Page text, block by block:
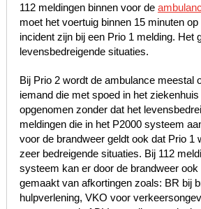
112 meldingen binnen voor de
moet het voertuig binnen 15 minuten
incident zijn bij een Prio 1 melding. Het
levensbedreigende situaties.
Bij Prio 2 wordt de ambulance meestal
iemand die met spoed in het
opgenomen zonder dat het
meldingen die in het P2000 systeem
voor de brandweer geldt ook dat Prio 1
zeer bedreigende situaties. Bij 112
systeem kan er door de brandweer
gemaakt van afkortingen zoals: BR bij
hulpverlening, VKO voor